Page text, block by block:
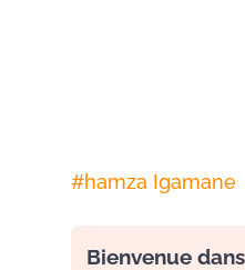
#hamza Igamane
Bienvenue